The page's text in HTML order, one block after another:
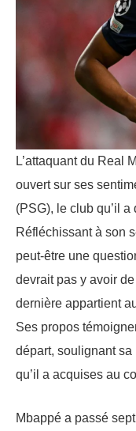
L’attaquant du Real
ouvert sur ses
(PSG), le club qu’il a
Réfléchissant à son
peut-être une
devrait pas y avoir
dernière appartient
Ses propos
départ, soulignant
qu’il a acquises au
Mbappé a passé